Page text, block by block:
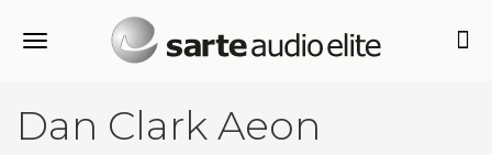
Alternar navegación
Dan Clark Aeon